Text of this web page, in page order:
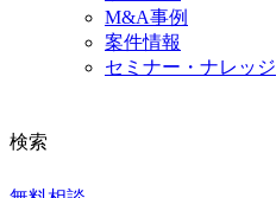
M&A事例
案件情報
セミナー・ナレッジ
検索